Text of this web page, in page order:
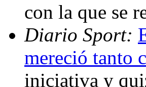
con la que se
Diario Sport:
mereció tanto
iniciativa y